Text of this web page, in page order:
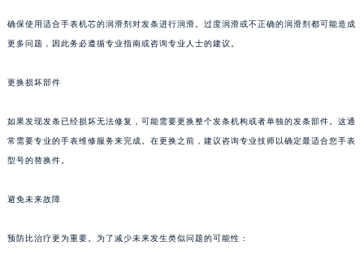
确保使用适合手表机芯的润滑剂对发条进行润滑。过度润滑或不正确的润滑剂都可能造成
更多问题，因此务必遵循专业指南或咨询专业人士的建议。
更换损坏部件
如果发现发条已经损坏无法修复，可能需要更换整个发条机构或者单独的发条部件。这通
常需要专业的手表维修服务来完成。在更换之前，建议咨询专业技师以确定最适合您手表
型号的替换件。
避免未来故障
预防比治疗更为重要。为了减少未来发生类似问题的可能性：